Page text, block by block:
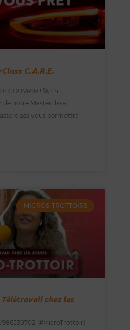
C.A.R.E.
! 🚀 En
de notre Masterclass
vous permettra
MICROS-TROTTOIRS
chez les
[#MicroTrottoir]